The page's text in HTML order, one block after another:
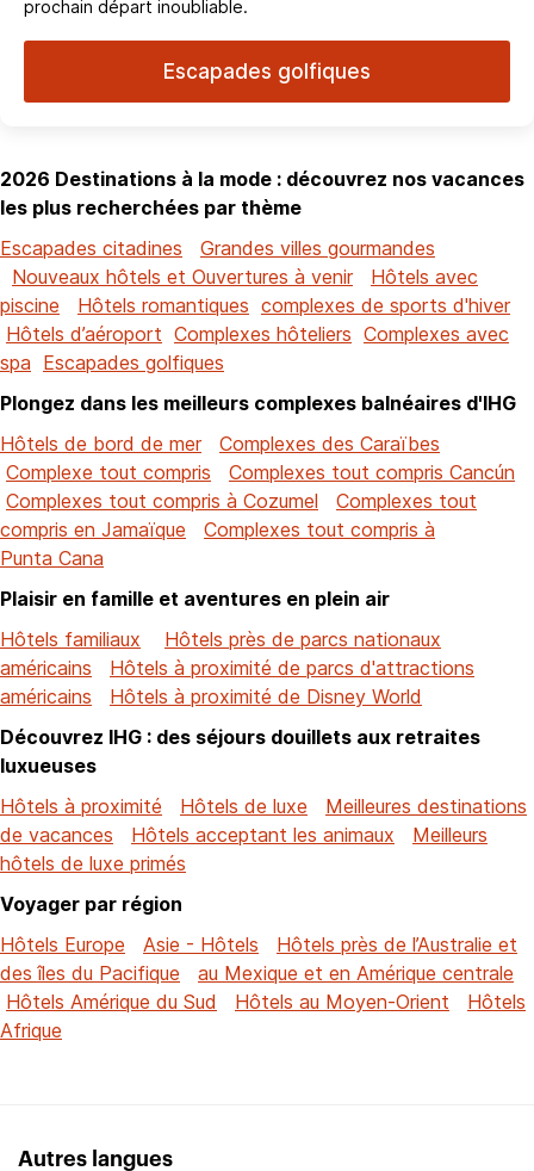
prochain départ inoubliable.
Escapades golfiques
2026 Destinations à la mode : découvrez nos vacances
les plus recherchées par thème
Escapades citadines
Grandes villes gourmandes
Nouveaux hôtels et Ouvertures à venir
Hôtels avec
piscine
Hôtels romantiques complexes de sports d'hiver
Hôtels d’aéroport Complexes hôteliers Complexes avec
spa Escapades golfiques
Plongez dans les meilleurs complexes balnéaires d'IHG
Hôtels de bord de mer
Complexes des Caraïbes
Complexe tout compris
Complexes tout compris Cancún
Complexes tout compris à Cozumel
Complexes tout
compris en Jamaïque
Complexes tout compris à
Punta Cana
Plaisir en famille et aventures en plein air
Hôtels familiaux
Hôtels près de parcs nationaux
américains
Hôtels à proximité de parcs d'attractions
américains
Hôtels à proximité de Disney World
Découvrez IHG : des séjours douillets aux retraites
luxueuses
Hôtels à proximité
Hôtels de luxe
Meilleures destinations
de vacances
Hôtels acceptant les animaux
Meilleurs
hôtels de luxe primés
Voyager par région
Hôtels Europe
Asie - Hôtels
Hôtels près de l’Australie et
des îles du Pacifique
au Mexique et en Amérique centrale
Hôtels Amérique du Sud
Hôtels au Moyen-Orient
Hôtels
Afrique
Autres langues